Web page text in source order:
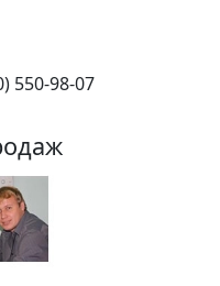
550-98-07